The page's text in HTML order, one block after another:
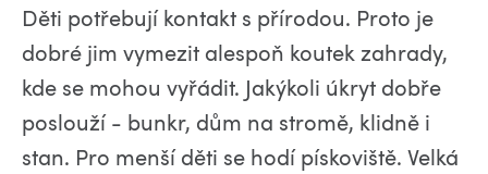
Děti potřebují kontakt s přírodou. Proto je
dobré jim vymezit alespoň koutek zahrady,
kde se mohou vyřádit. Jakýkoli úkryt dobře
poslouží - bunkr, dům na stromě, klidně i
stan. Pro menší děti se hodí pískoviště. Velká